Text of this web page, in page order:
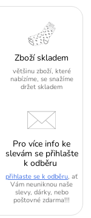
Zboží skladem
většinu zboží, které
nabízíme, se snažíme
držet skladem
Pro více info ke
slevám se přihlašte
k odběru
přihlaste se k odběru, ať
Vám neuniknou naše
slevy, dárky, nebo
poštovné zdarma!!!